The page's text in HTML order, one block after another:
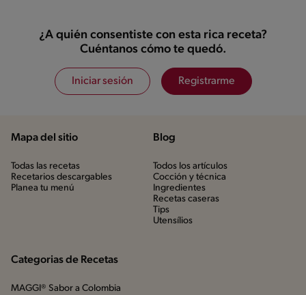
¿A quién consentiste con esta rica receta?
Cuéntanos cómo te quedó.
Iniciar sesión Registrarme
Mapa del sitio
Todas las recetas
Recetarios descargables
Planea tu menú
Blog
Todos los artículos
Cocción y técnica
Ingredientes
Recetas caseras
Tips
Utensílios
Categorias de Recetas
MAGGI® Sabor a Colombia